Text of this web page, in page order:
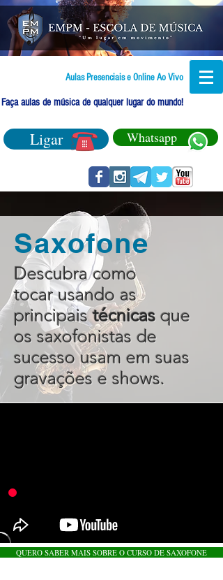
Aulas Presenciais e Online Ao Vivo
Faça aulas de música de qualquer lugar do mundo!
Ligar Whatsapp
Saxofone
Descubra como
tocar usando as
principaistécnicas que
os saxofonistas de
sucesso usam em suas
gravações e shows.
QUERO SABER MAIS SOBRE O CURSO DE SAXOFONE